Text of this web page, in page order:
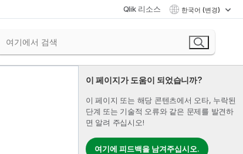
Qlik 리소스 한국어 (변경)
이 페이지가 도움이 되었습니까?
이 페이지 또는 해당 콘텐츠에서 오타, 누락된
단계 또는 기술적 오류와 같은 문제를 발견하
면 알려 주십시오!
여기에 피드백을 남겨주십시오.